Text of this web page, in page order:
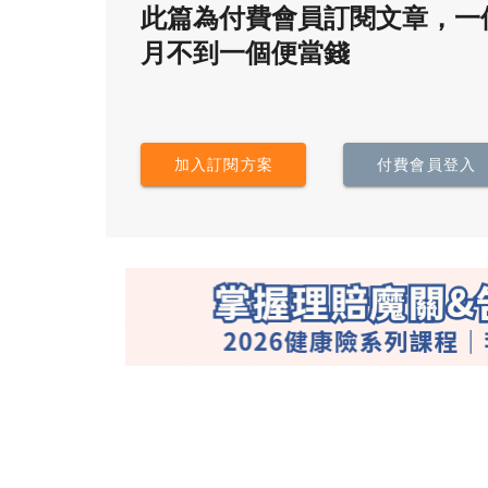
此篇為付費會員訂閱文章，一
月不到一個便當錢
加入訂閱方案 付費會員登入